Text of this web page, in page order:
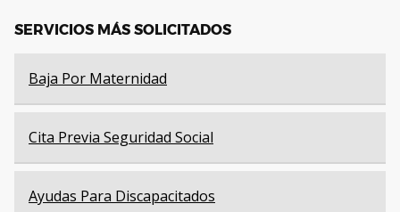
SERVICIOS MÁS SOLICITADOS
Baja Por Maternidad
Cita Previa Seguridad Social
Ayudas Para Discapacitados